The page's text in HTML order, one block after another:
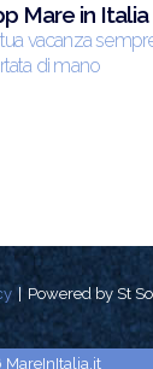
Mare in Italia
vacanza
di mano
Powered by St